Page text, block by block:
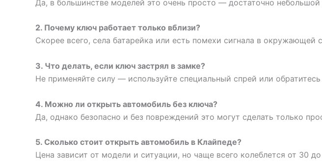
Да, в большинстве моделей это очень просто — достаточно небольшой
2. Почему ключ работает только вблизи?
Скорее всего, села батарейка или есть помехи сигнала в окружающей
3. Что делать, если ключ застрял в замке?
Не применяйте силу — используйте специальный спрей или
4. Можно ли открыть автомобиль без ключа?
Да, однако безопасно и без повреждений это могут сделать только
5. Сколько стоит открыть автомобиль в Клайпеде?
Цена зависит от модели и ситуации, но чаще всего колеблется от 30